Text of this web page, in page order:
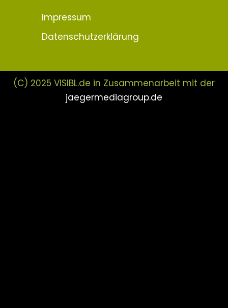
Impressum
Datenschutzerklärung
(C) 2025 VISIBL.de in Zusammenarbeit mit der
jaegermediagroup.de